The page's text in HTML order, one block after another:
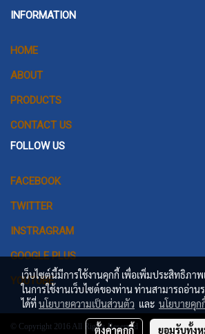
INFORMATION
HOME
ABOUT
PRODUCTS
CONTACT US
FOLLOW US
FACEBOOK
TWITTER
INSTRAGRAM
GOOGLE PLUS
YOUTUBE
© Copyright 2016 All Rights Reserved
เว็บไซต์นี้มีการใช้งานคุกกี้ เพื่อเพิ่มประสิทธิภ
ในการใช้งานเว็บไซต์ของท่าน ท่านสามารถอ่าน
ได้ที่นโยบายความเป็นส่วนตัว และ นโยบายคุก
ตั้งค่าคุกกี้ ยอมรับทั้ง